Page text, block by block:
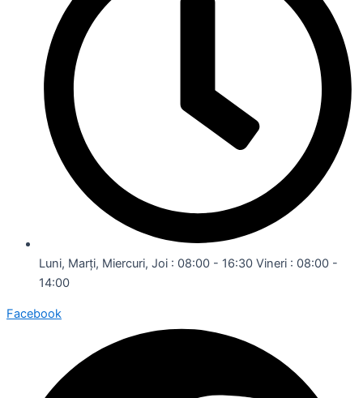
Luni, Marți, Miercuri, Joi : 08:00 - 16:30 Vineri : 08:00 -
14:00
Facebook